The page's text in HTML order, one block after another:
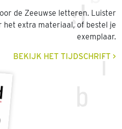
de Zeeuwse letteren. Luister
het extra materiaal, of bestel je
exemplaar.
BEKIJK HET TIJDSCHRIFT >